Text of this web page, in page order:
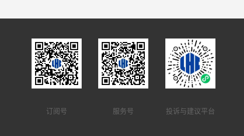
订阅号
服务号 投诉与建议平台